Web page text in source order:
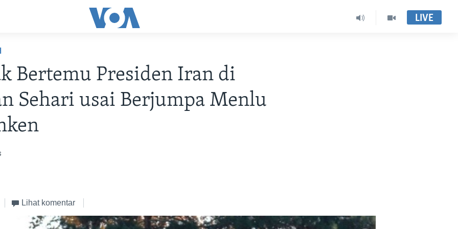
LIVE
Bertemu Presiden Iran di
Sehari usai Berjumpa Menlu
Lihat komentar